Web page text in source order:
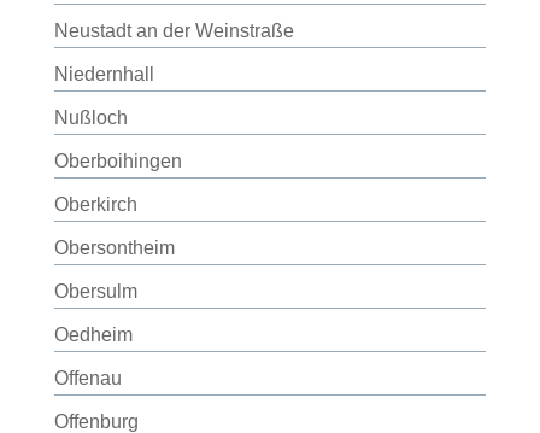
Neustadt an der Weinstraße
Niedernhall
Nußloch
Oberboihingen
Oberkirch
Obersontheim
Obersulm
Oedheim
Offenau
Offenburg